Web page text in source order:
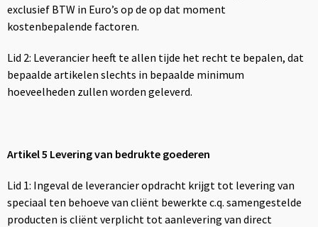
exclusief BTW in Euro’s op de op dat moment
kostenbepalende factoren.
Lid 2: Leverancier heeft te allen tijde het recht te bepalen, dat
bepaalde artikelen slechts in bepaalde minimum
hoeveelheden zullen worden geleverd.
Artikel 5 Levering van bedrukte goederen
Lid 1: Ingeval de leverancier opdracht krijgt tot levering van
speciaal ten behoeve van cliënt bewerkte c.q. samengestelde
producten is cliënt verplicht tot aanlevering van direct